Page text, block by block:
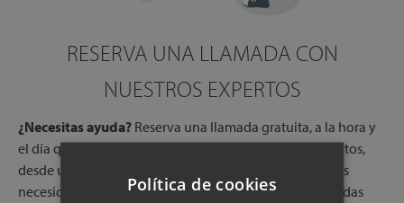
RESERVA UNA LLAMADA CON
NUESTROS EXPERTOS
¿Necesitas ayuda? Reserva una llamada gratuita, a la hora y
el día que más te convenga, con uno de nuestros expertos,
desde una de nuestras tiendas físicas. Escucharemos tus
necesidades y te indicaremos qué colchones o almohadas
Política de cookies